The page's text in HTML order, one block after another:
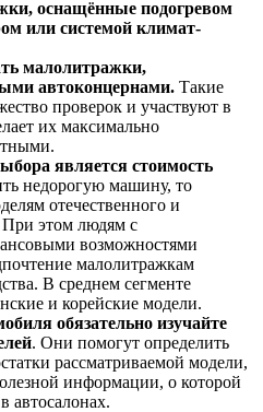
оснащённые подогревом
или системой климат-
малолитражки,
автоконцернами. Такие
проверок и участвуют в
их максимально
является стоимость
недорогую машину, то
отечественного и
При этом людям с
возможностями
малолитражкам
В среднем сегменте
и корейские модели.
обязательно изучайте
. Они помогут определить
рассматриваемой модели,
информации, о которой
автосалонах.